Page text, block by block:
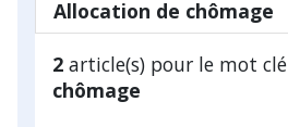
Allocation de chômage
2 article(s) pour le mot clé
chômage